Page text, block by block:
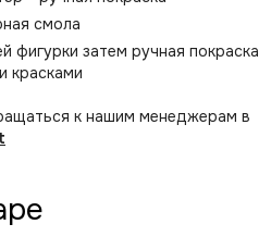
смола
фигурки затем ручная покраска
красками
к нашим менеджерам в